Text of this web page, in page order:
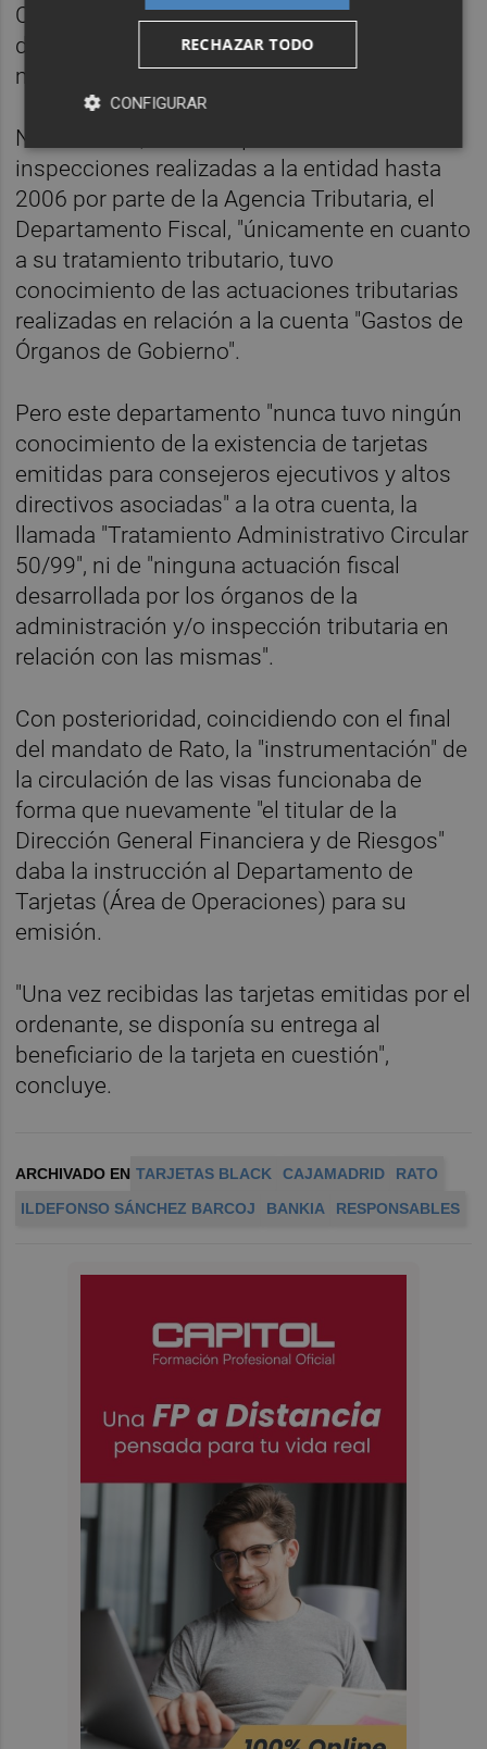
Contabilidad) "u otros, tuvieran constancia
de la existencia de tarjetas emitidas al
margen del circuito ordinario".
No obstante, clarifica que durante las
inspecciones realizadas a la entidad hasta
2006 por parte de la Agencia Tributaria, el
Departamento Fiscal, "únicamente en cuanto
a su tratamiento tributario, tuvo
conocimiento de las actuaciones tributarias
realizadas en relación a la cuenta "Gastos de
Órganos de Gobierno".
Pero este departamento "nunca tuvo ningún
conocimiento de la existencia de tarjetas
emitidas para consejeros ejecutivos y altos
directivos asociadas" a la otra cuenta, la
llamada "Tratamiento Administrativo Circular
50/99", ni de "ninguna actuación fiscal
desarrollada por los órganos de la
administración y/o inspección tributaria en
relación con las mismas".
Con posterioridad, coincidiendo con el final
del mandato de Rato, la "instrumentación" de
la circulación de las visas funcionaba de
forma que nuevamente "el titular de la
Dirección General Financiera y de Riesgos"
daba la instrucción al Departamento de
Tarjetas (Área de Operaciones) para su
emisión.
"Una vez recibidas las tarjetas emitidas por el
ordenante, se disponía su entrega al
beneficiario de la tarjeta en cuestión",
concluye.
ARCHIVADO EN TARJETAS BLACK CAJAMADRID
RATO
ILDEFONSO SÁNCHEZ BARCOJ
BANKIA RESPONSABLES
RECHAZAR TODO
CONFIGURAR